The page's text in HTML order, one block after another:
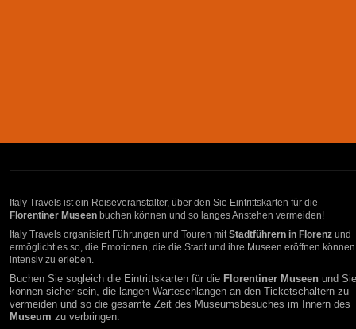
Italy Travels ist ein Reiseveranstalter, über den Sie Eintrittskarten für die
Florentiner Museen buchen können und so langes Anstehen vermeiden!
Italy Travels organisiert Führungen und Touren mitStadtführern in Florenz und
ermöglicht es so, die Emotionen, die die Stadt und ihre Museen eröffnen
intensiv zu erleben.
Buchen Sie sogleich die Eintrittskarten für die Florentiner Museen und Sie
können sicher sein, die langen Warteschlangen an den Ticketschaltern zu
vermeiden und so die gesamte Zeit des Museumsbesuches im Innern des
Museum zu verbringen.